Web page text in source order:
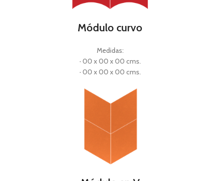
Módulo curvo
Medidas:
· 00 x 00 x 00 cms.
· 00 x 00 x 00 cms.